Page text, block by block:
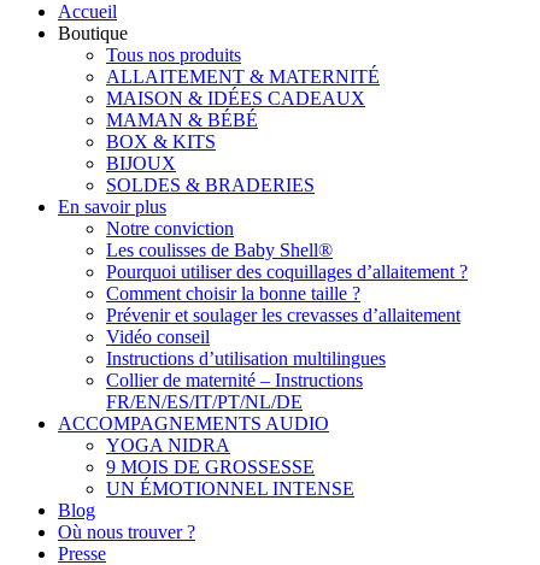
Accueil
Boutique
Tous nos produits
ALLAITEMENT & MATERNITÉ
MAISON & IDÉES CADEAUX
MAMAN & BÉBÉ
BOX & KITS
BIJOUX
SOLDES & BRADERIES
En savoir plus
Notre conviction
Les coulisses de Baby Shell®
Pourquoi utiliser des coquillages d’allaitement ?
Comment choisir la bonne taille ?
Prévenir et soulager les crevasses d’allaitement
Vidéo conseil
Instructions d’utilisation multilingues
Collier de maternité – Instructions
FR/EN/ES/IT/PT/NL/DE
ACCOMPAGNEMENTS AUDIO
YOGA NIDRA
9 MOIS DE GROSSESSE
UN ÉMOTIONNEL INTENSE
Blog
Où nous trouver ?
Presse